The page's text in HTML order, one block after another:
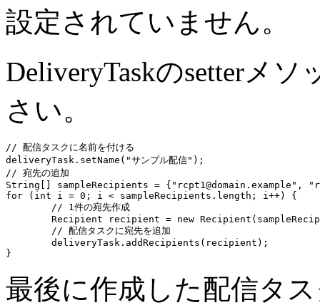
設定されていません。
DeliveryTaskのsetterメ
さい。
// 配信タスクに名前を付ける
deliveryTask.setName("サンプル配信");
// 宛先の追加
String[] sampleRecipients = {"rcpt1@domain.example",
for (int i = 0; i < sampleRecipients.length; i++) {
最後に作成した配信タ